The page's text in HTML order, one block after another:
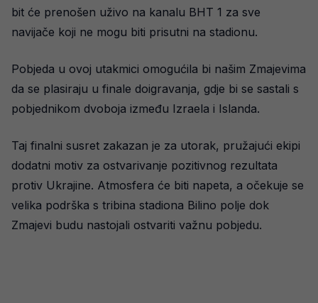
bit će prenošen uživo na kanalu BHT 1 za sve
navijače koji ne mogu biti prisutni na stadionu.
Pobjeda u ovoj utakmici omogućila bi našim Zmajevima
da se plasiraju u finale doigravanja, gdje bi se sastali s
pobjednikom dvoboja između Izraela i Islanda.
Taj finalni susret zakazan je za utorak, pružajući ekipi
dodatni motiv za ostvarivanje pozitivnog rezultata
protiv Ukrajine. Atmosfera će biti napeta, a očekuje se
velika podrška s tribina stadiona Bilino polje dok
Zmajevi budu nastojali ostvariti važnu pobjedu.